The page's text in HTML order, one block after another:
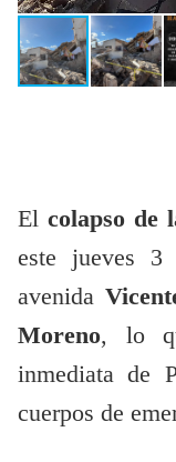
Elcolapso de
este jueves
avenida
Moreno, lo
inmediata de
cuerpos de